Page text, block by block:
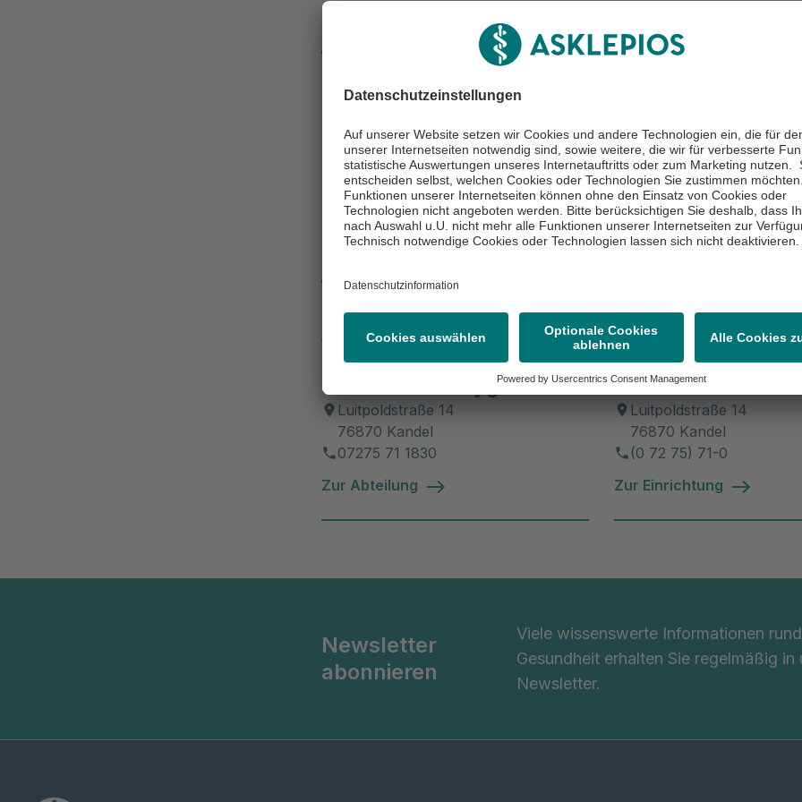
Kontakt und Auskunft
Nachricht schreiben
+49 7274 504-199
Kliniken
Asklepios Südpfalzklinik Kandel
Institut für
Krankenhaushygiene
Luitpoldstraße 14
76870 Kandel
07275 71 1830
Zur Abteilung
Akutklinik
Asklepios
Kandel
Luitpoldstraße 14
76870 Kandel
(0 72 75) 71-0
Zur Einrichtung
Newsletter
abonnieren
Viele wissenswerte Informationen
Gesundheit erhalten Sie regelmäßig
Newsletter.